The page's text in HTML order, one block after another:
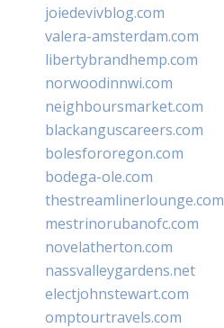
joiedevivblog.com
valera-amsterdam.com
libertybrandhemp.com
norwoodinnwi.com
neighboursmarket.com
blackanguscareers.com
bolesfororegon.com
bodega-ole.com
thestreamlinerlounge.com
mestrinorubanofc.com
novelatherton.com
nassvalleygardens.net
electjohnstewart.com
omptourtravels.com